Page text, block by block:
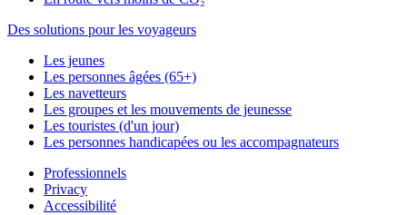
Des solutions pour les voyageurs
Les jeunes
Les personnes âgées (65+)
Les navetteurs
Les groupes et les mouvements de jeunesse
Les touristes (d'un jour)
Les personnes handicapées ou les accompagnateurs
Professionnels
Privacy
Accessibilité